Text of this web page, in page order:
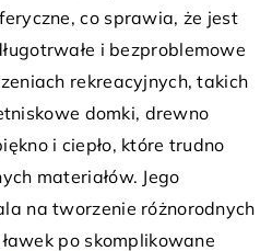
co sprawia, że jest
i bezproblemowe
rekreacyjnych, takich
domki, drewno
i ciepło, które trudno
materiałów. Jego
na tworzenie różnorodnych
po skomplikowane